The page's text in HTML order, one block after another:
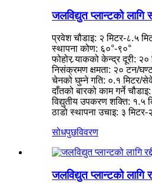
१०० किलोवाट ५०० किलोवाट १
हाइड्रोलिक टर्बाइन जेनेरेटर २५०
माइक्रो टर्गो टर्बाइन मिनी
फोर्स्टर हाइड्रोइलेक्ट्रिक कपलान
३२० किलोवाटको हाइड्रोलिक
१२०० किलोवाट जलविद्युत पेल्टन
वैकल्पिक ऊर्जा जलविद्युत जेनरेटर
कम सिभिल निर्माण लागत उच्च दक्षता
जलविद्युत प्लान्टको
प्रवेश चौडाइ: २ मिटर-८.५
स्थापना कोण: ६०°-९०°
फोहोर र्‍याकको केन्द्र दूरी: २०
निसंक्रमण क्षमता: २० टन/
चेनको घुम्ने गति: ०.१ मिटर/
दाँतको बारको काम गर्ने
विद्युतीय उपकरण शक्ति: १.५
ठाडो स्थापना उचाइ: ३ मिटर-
सोधपुछविवरण
जलविद्युत प्लान्टको लागि